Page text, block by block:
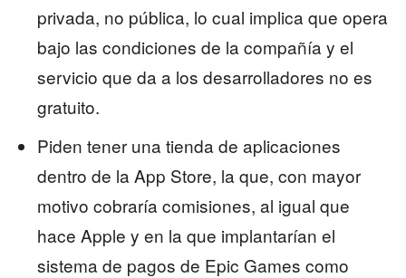
privada, no pública, lo cual implica que opera
bajo las condiciones de la compañía y el
servicio que da a los desarrolladores no es
gratuito.
Piden tener una tienda de aplicaciones
dentro de la App Store, la que, con mayor
motivo cobraría comisiones, al igual que
hace Apple y en la que implantarían el
sistema de pagos de Epic Games como